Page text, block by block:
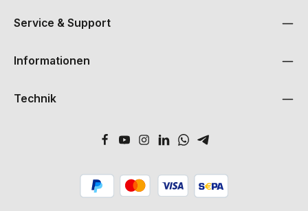
Service & Support
Informationen
Technik